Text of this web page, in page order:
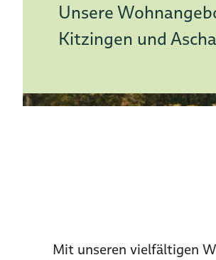
Unsere
Kitzingen und
Mit unseren vielfältigen